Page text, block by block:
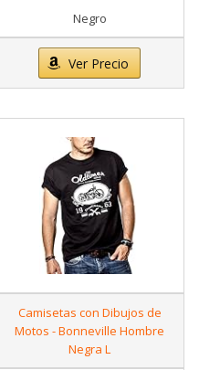
Negro
Ver Precio
Camisetas con Dibujos de
Motos - Bonneville Hombre
Negra L